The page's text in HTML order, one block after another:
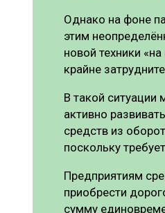
Однако на фоне
этим
новой техники
крайне
В такой ситуации
активно
средств из
поскольку
Предприятиям
приобрести
сумму